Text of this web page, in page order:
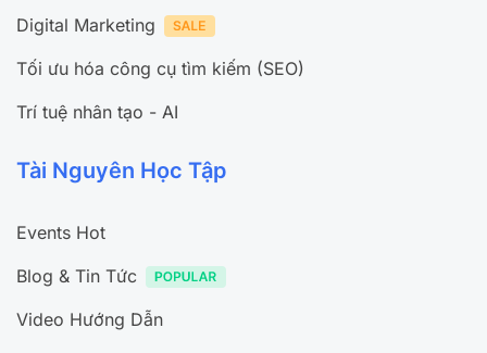
Digital Marketing
Tối ưu hóa công cụ tìm kiếm (SEO)
Trí tuệ nhân tạo - AI
Tài Nguyên Học Tập
Events Hot
Blog & Tin Tức
Video Hướng Dẫn